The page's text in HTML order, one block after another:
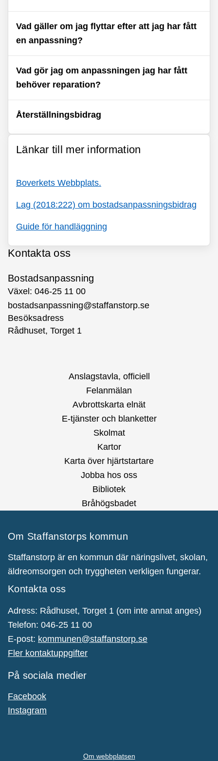
Vad gäller om jag flyttar efter att jag har fått
en anpassning?
Vad gör jag om anpassningen jag har fått
behöver reparation?
Återställningsbidrag
Länkar till mer information
Boverkets Webbplats.
Lag (2018:222) om bostadsanpassningsbidrag
Guide för handläggning
Kontakta oss
Bostadsanpassning
Växel: 046-25 11 00
bostadsanpassning@staffanstorp.se
Besöksadress
Rådhuset, Torget 1
Anslagstavla, officiell
Felanmälan
Avbrottskarta elnät
E-tjänster och blanketter
Skolmat
Kartor
Karta över hjärtstartare
Jobba hos oss
Bibliotek
Bråhögsbadet
Om Staffanstorps kommun
Staffanstorp är en kommun där näringslivet, skolan,
äldreomsorgen och tryggheten verkligen fungerar.
Kontakta oss
Adress: Rådhuset, Torget 1 (om inte annat anges)
Telefon: 046-25 11 00
E-post: kommunen@staffanstorp.se
Fler kontaktuppgifter
På sociala medier
Facebook
Instagram
Om webbplatsen